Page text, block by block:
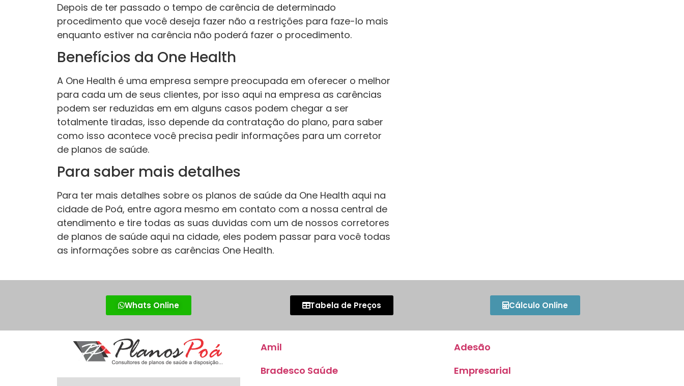
Depois de ter passado o tempo de carência de determinado
procedimento que você deseja fazer não a restrições para faze-lo mais
enquanto estiver na carência não poderá fazer o procedimento.
Benefícios da One Health
A One Health é uma empresa sempre preocupada em oferecer o melhor
para cada um de seus clientes, por isso aqui na empresa as carências
podem ser reduzidas em em alguns casos podem chegar a ser
totalmente tiradas, isso depende da contratação do plano, para saber
como isso acontece você precisa pedir informações para um corretor
de planos de saúde.
Para saber mais detalhes
Para ter mais detalhes sobre os planos de saúde da One Health aqui na
cidade de Poá, entre agora mesmo em contato com a nossa central de
atendimento e tire todas as suas duvidas com um de nossos corretores
de planos de saúde aqui na cidade, eles podem passar para você todas
as informações sobre as carências One Health.
Whats Online Tabela de Preços Cálculo Online
Amil
Bradesco Saúde
Adesão
Empresarial